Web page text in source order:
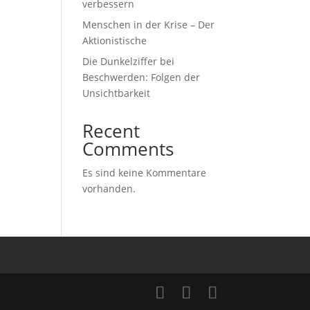
verbessern
Menschen in der Krise – Der
Aktionistische
Die Dunkelziffer bei
Beschwerden: Folgen der
Unsichtbarkeit
Recent
Comments
Es sind keine Kommentare
vorhanden.